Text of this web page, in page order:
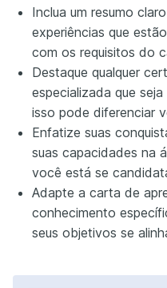
Inclua um resumo
experiências que
com os requisitos do
Destaque qualquer
especializada que
isso pode diferenciar
Enfatize suas
suas capacidades na
você está se
Adapte a carta de
conhecimento
seus objetivos se